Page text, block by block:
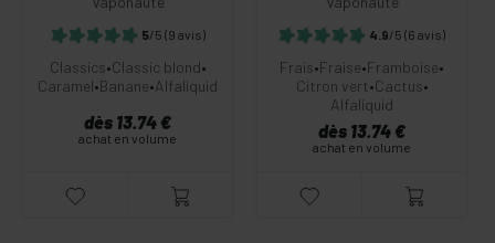
5/5 (9 avis)
Classics•Classic blond•
Caramel•Banane•Alfaliquid
dès 13.74 €
achat en volume
4.9/5 (6 avis)
Frais•Fraise•Framboise•
Citron vert•Cactus•
Alfaliquid
dès 13.74 €
achat en volume